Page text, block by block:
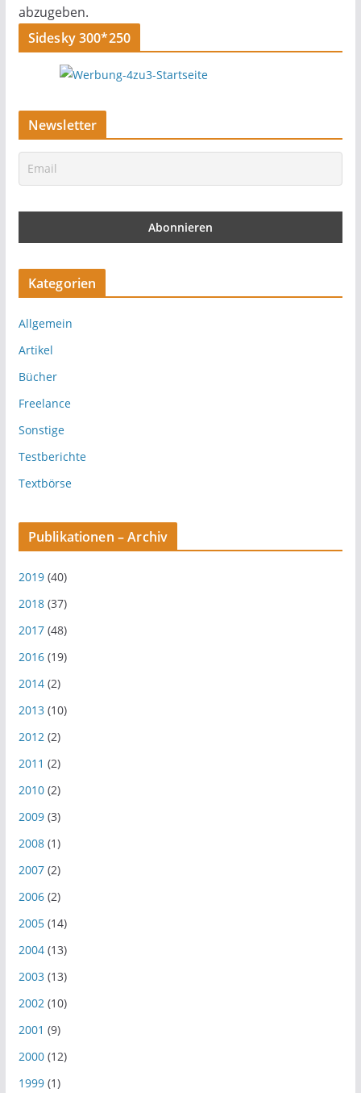
abzugeben.
Sidesky 300*250
Newsletter
Kategorien
Allgemein
Artikel
Bücher
Freelance
Sonstige
Testberichte
Textbörse
Publikationen – Archiv
2019(40)
2018(37)
2017(48)
2016(19)
2014(2)
2013(10)
2012(2)
2011 (2)
2010(2)
2009(3)
2008(1)
2007(2)
2006(2)
2005(14)
2004(13)
2003(13)
2002(10)
2001 (9)
2000(12)
1999(1)